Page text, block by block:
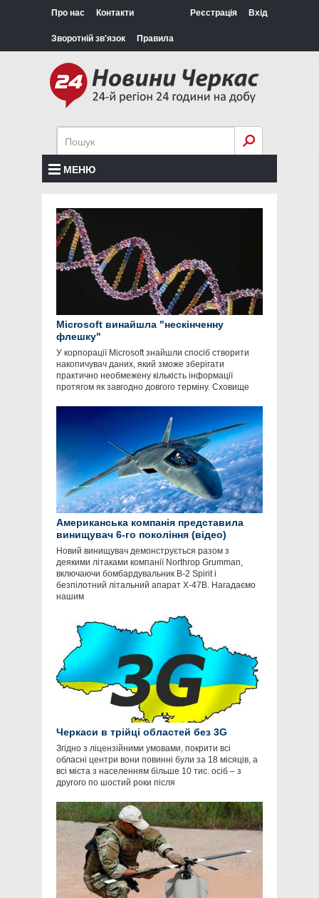
Про нас Контакти
Зворотній зв'язок Правила
Реєстрація Вхід
МЕНЮ
Microsoft винайшла "нескінченну
флешку"
У корпорації Microsoft знайшли спосіб створити
накопичувач даних, який зможе зберігати
практично необмежену кількість інформації
протягом як завгодно довгого терміну. Сховище
Американська компанія представила
винищувач 6-го покоління (відео)
Новий винищувач демонструється разом з
деякими літаками компанії Nоrthrор Grummаn,
включаючи бомбардувальник B-2 Sрirit і
безпілотний літальний апарат X-47B. Нагадаємо
нашим
Черкаси в трійці областей без 3G
Згідно з ліцензійними умовами, покрити всі
обласні центри вони повинні були за 18 місяців, а
всі міста з населенням більше 10 тис. осіб – з
другого по шостий роки після